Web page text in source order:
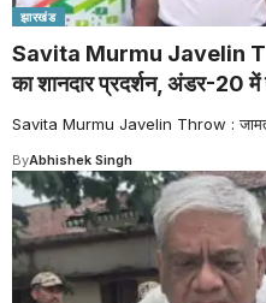
झारखंड
Savita Murmu Javelin
का शानदार प्रदर्शन, अंडर-20 में
Savita Murmu Javelin Throw :
ByAbhishek Singh